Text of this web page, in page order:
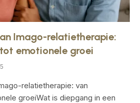
Imago-relatietherapie:
emotionele groei
relatietherapie: van
groeiWat is diepgang in een